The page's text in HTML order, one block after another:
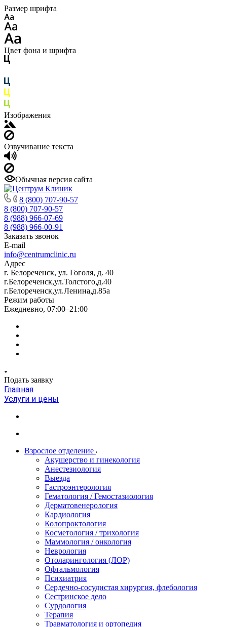
Размер шрифта
Цвет фона и шрифта
Изображения
Озвучивание текста
Обычная версия сайта
8 (800) 707-90-57
8 (800) 707-90-57
8 (988) 966-07-69
8 (988) 966-00-91
Заказать звонок
E-mail
info@centrumclinic.ru
Адрес
г. Белореченск, ул. Гоголя, д. 40
г.Белореченск,ул.Толстого,д.40
г.Белореченск,ул.Ленина,д.85а
Режим работы
Ежедневно, 07:00–21:00
Подать заявку
Главная
Услуги и цены
Взрослое отделение
Акушерство и гинекология
Анестезиология
Выезда
Гастроэнтерология
Гематология / Гемостазиология
Дерматовенерология
Кардиология
Колопроктология
Косметология / трихология
Маммология / онкология
Неврология
Отоларингология (ЛОР)
Офтальмология
Психиатрия
Сердечно-сосудистая хирургия, флебология
Сестринское дело
Сурдология
Терапия
Травматология и ортопедия